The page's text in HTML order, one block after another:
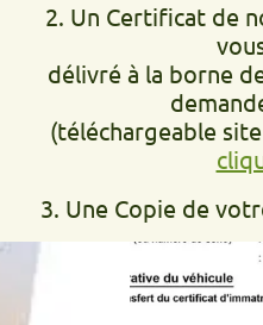
2. Un Certificat de
délivré à la borne
(téléchargeable
3. Une Copie de